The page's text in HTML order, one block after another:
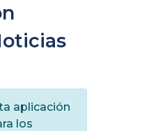
aplicación
los